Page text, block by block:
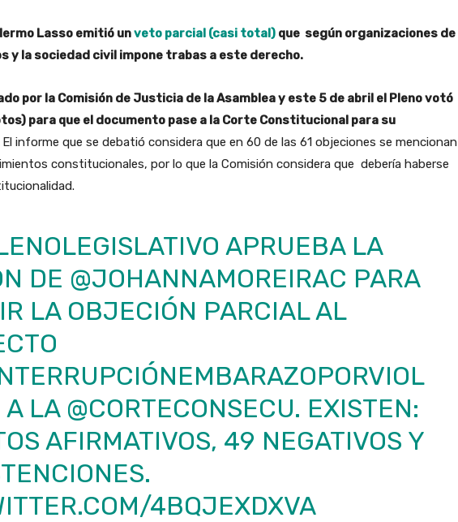
Lasso emitió unveto parcial (casi total) que según organizaciones de
y la sociedad civil impone trabas a este derecho.
por la Comisión de Justicia de la Asamblea y este 5 de abril el Pleno votó
para que el documento pase a la Corte Constitucional para su
El informe que se debatió considera que en 60 de las 61 objeciones se mencionan
constitucionales, por lo que la Comisión considera que debería haberse
APRUEBA LA
DE @JOHANNAMOREIRAC PARA
LA OBJECIÓN PARCIAL AL
A LA @CORTECONSECU. EXISTEN:
AFIRMATIVOS, 49 NEGATIVOS Y
4BQJEXDXVA